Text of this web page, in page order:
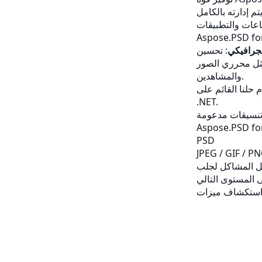
والتطبيقات
محرري الصور
والمشاهدين.
حلنا القائم على
.NET.
تنسيقات مدعومة
PSD
JPEG / GIF /
المشاكل لجلب